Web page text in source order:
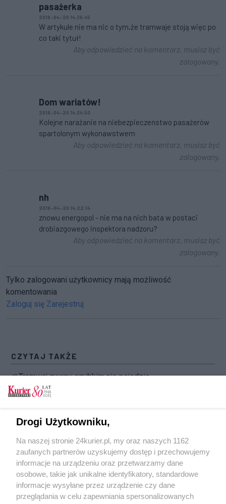
pasażerka
2018-04-20 14:36:45
W artykule nie ma nic o tym,że tramwaje stoją więc po
co taki tytuł!
Aby odpowiedzieć na komentarz, musisz być
zalogowany.
Dom wariatów!
2018-04-20 14:34:50
Kolejne narażanie na niebezpieczeństwo pasażerów
spartolonym wykonawstwem
Aby odpowiedzieć na komentarz, musisz być
zalogowany.
nh
2018-04-20 14:22:14
znowu energopol - nie ma na nich bata w postaci
drobiazgowego inspektora nadzoru?
Aby odpowiedzieć na komentarz, musisz być
zalogowany.
Tylko zalogowani użytkownicy mają możliwość
komentowania
Zaloguj się Zarejestruj
CZYTAJ TAKŻE
Tramwaj zwany szybkim nie pojedzie
Tramwaje staną na rok
Spawy szyn w części do poprawki
Szyna pilnie do wymiany. Sprawdzą spawy w
torach
POGODA
Drogi Użytkowniku,
Na naszej stronie 24kurier.pl, my oraz naszych 1162
zaufanych partnerów uzyskujemy dostęp i przechowujemy
informacje na urządzeniu oraz przetwarzamy dane
osobowe, takie jak unikalne identyfikatory, standardowe
informacje wysyłane przez urządzenie czy dane
przeglądania w celu zapewniania spersonalizowanych